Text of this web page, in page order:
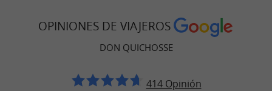
OPINIONES DE VIAJEROS
DON QUICHOSSE
414 Opinión